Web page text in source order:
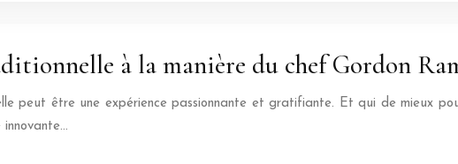
à la manière du chef Gordon
peut être une expérience passionnante et gratifiante. Et qui de mieux
innovante…